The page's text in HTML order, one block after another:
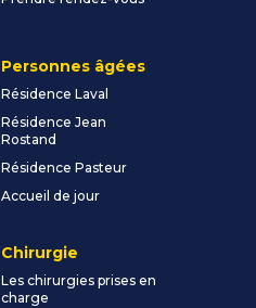
Personnes âgées
Résidence Laval
Résidence Jean
Rostand
Résidence Pasteur
Accueil de jour
Chirurgie
Les chirurgies prises en
charge